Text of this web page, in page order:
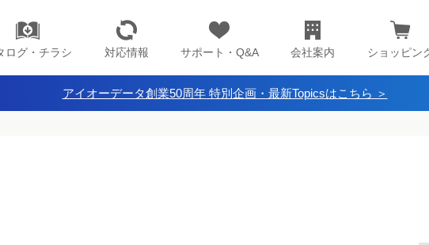
ログ・チラシ 対応情報 サポート・Q&A 会社案内 ショッピン
アイオーデータ創業50周年 特別企画・最新Topicsはこちら ＞